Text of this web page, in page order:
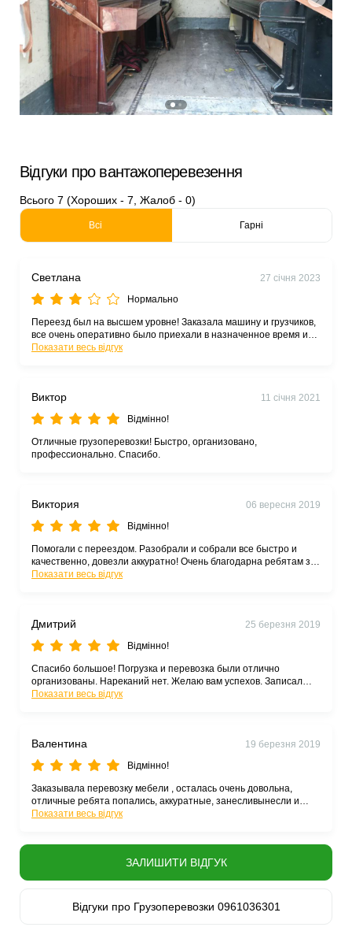
Відгуки про вантажоперевезення
Всього 7 (Хороших - 7, Жалоб - 0)
Всі Гарні
Светлана
27 січня 2023
Нормально
Переезд был на высшем уровне! Заказала машину и грузчиков,
все очень оперативно было приехали в назначенное время и
без жертв! Очень приятно в наше тяжелое время обратиться к
Показати весь відгук
Виктор
11 січня 2021
Відмінно!
Отличные грузоперевозки! Быстро, организовано,
профессионально. Спасибо.
Виктория
06 вересня 2019
Відмінно!
Помогали с переездом. Разобрали и собрали все быстро и
качественно, довезли аккуратно! Очень благодарна ребятам за
их профессионализм.
Показати весь відгук
Дмитрий
25 березня 2019
Відмінно!
Спасибо большое! Погрузка и перевозка были отлично
организованы. Нареканий нет. Желаю вам успехов. Записал
ваш контакт для друзей или следующего переезда.
Показати весь відгук
Валентина
19 березня 2019
Відмінно!
Заказывала перевозку мебели , осталась очень довольна,
отличные ребята попались, аккуратные, занесливынесли и
цена меня вполне устроила. Всем рекомендую. Спасибо!
Показати весь відгук
ЗАЛИШИТИ ВІДГУК
Відгуки про Грузоперевозки 0961036301